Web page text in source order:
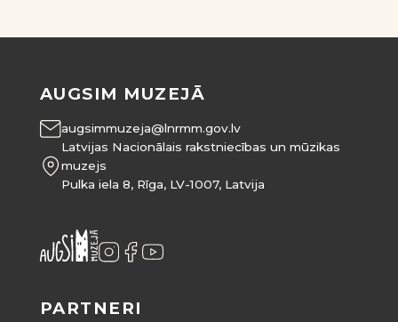
AUGSIM MUZEJĀ
augsimmuzeja@lnrmm.gov.lv
Latvijas Nacionālais rakstniecības un mūzikas
muzejs
Pulka iela 8, Rīga, LV-1007, Latvija
PARTNERI